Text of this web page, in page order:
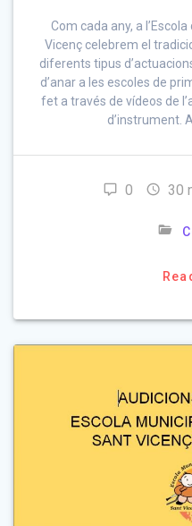
Com cada any, a
Vicenç celebrem el
diferents tipus
d’anar a les escoles de
fet a través de vídeos de
d’instrument.
0 30